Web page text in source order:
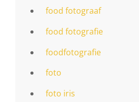
food fotograaf
food fotografie
foodfotografie
foto
foto iris